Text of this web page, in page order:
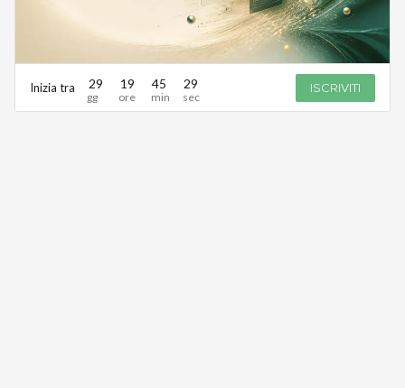
Inizia tra 29 19 45 29 ISCRIVITI